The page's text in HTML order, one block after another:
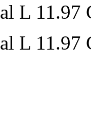
L 11.97
L 11.97